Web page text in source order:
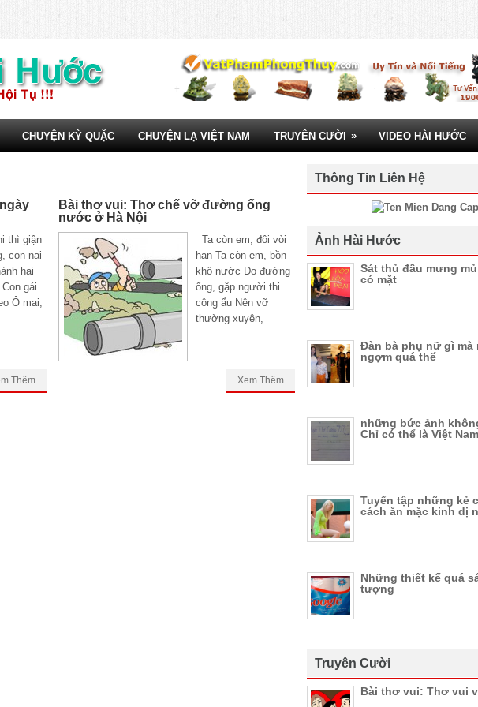
CHUYỆN KỲ QUẶC CHUYỆN LẠ VIỆT NAM TRUYÊN CƯỜI » VIDEO HÀI HƯỚC
thì giận
con nai
hai
gái
Ô mai,
Thêm
Bài thơ vui: Thơ chế vỡ đường ống
nước ở Hà Nội
Ta còn em, đôi vòi
han Ta còn em, bồn
khô nước Do đường
ống, gặp người thi
công ẩu Nên vỡ
thường xuyên,
Xem Thêm
Thông Tin Liên Hệ
Ảnh Hài Hước
Sát thủ đầu mưng
có mặt
Đàn bà phụ nữ gì mà
ngợm quá thể
những bức ảnh
Chỉ có thể là Việt Nam
Tuyển tập những kẻ
cách ăn mặc kinh dị
Những thiết kế quá
tượng
Truyên Cười
Bài thơ vui: Thơ vui